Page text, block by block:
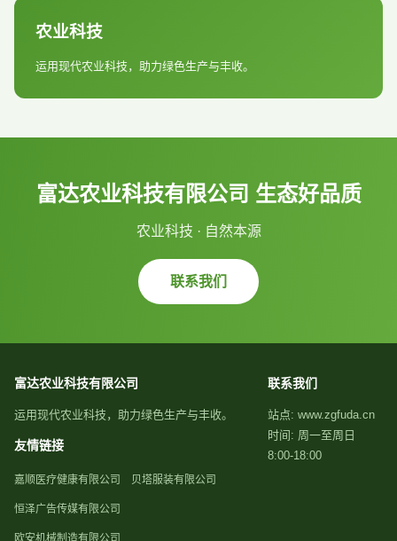
农业科技
运用现代农业科技，助力绿色生产与丰收。
富达农业科技有限公司 生态好品质
农业科技 · 自然本源
联系我们
富达农业科技有限公司
运用现代农业科技，助力绿色生产与丰收。
友情链接
嘉顺医疗健康有限公司 贝塔服装有限公司
恒泽广告传媒有限公司
欧安机械制造有限公司
联系我们
站点: www.zgfuda.cn
时间: 周一至周日
8:00-18:00